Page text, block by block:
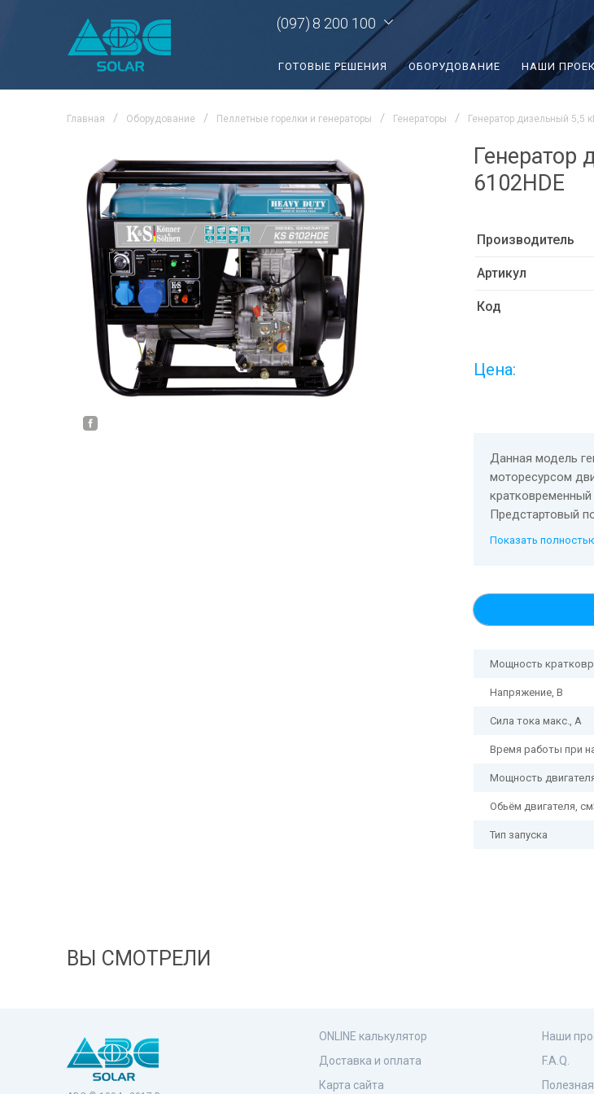
(097) 8 200 100
ГОТОВЫЕ РЕШЕНИЯ ОБОРУДОВАНИЕ НАШИ
Главная Оборудование Пеллетные горелки и генераторы Генераторы Генератор дизельный 5,5
Генератор
6102HDE
Производитель
Артикул
Код
Цена:
Данная модель
моторесурсом
кратковременный
Предстартовый
Показать
Мощность
Напряжение, В
Сила тока макс., А
Время работы при
Мощность
Обьём двигателя,
Тип запуска
ВЫ СМОТРЕЛИ
ONLINE калькулятор
Доставка и оплата
Карта сайта
Наши
F.A.Q.